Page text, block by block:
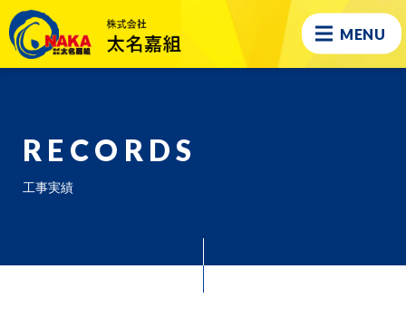
MENU
RECORDS
工事実績